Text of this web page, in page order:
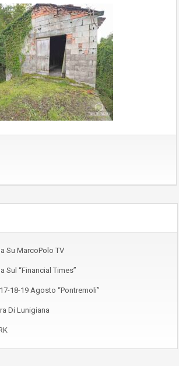
Su MarcoPolo TV
Sul “Financial Times”
18-19 Agosto “Pontremoli”
Di Lunigiana